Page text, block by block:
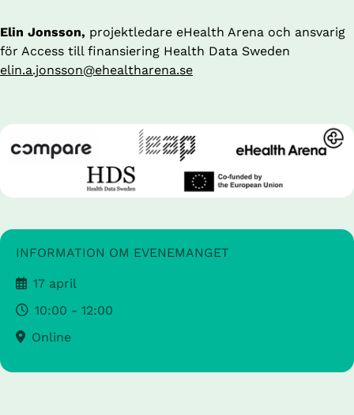
Elin Jonsson, projektledare eHealth Arena och ansvarig
elin.a.jonsson@ehealtharena.se
INFORMATION OM EVENEMANGET
17 april
10:00 - 12:00
Online